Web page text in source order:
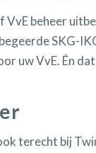
beheer
SKG-
uw VvE. Én
terecht bij